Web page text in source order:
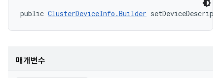
public ClusterDeviceInfo.Builder
매개변수